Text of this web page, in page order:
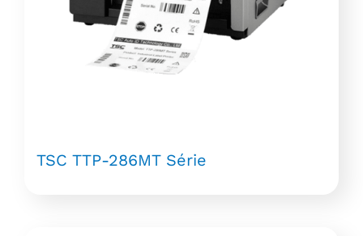
TSC TTP-286MT Série